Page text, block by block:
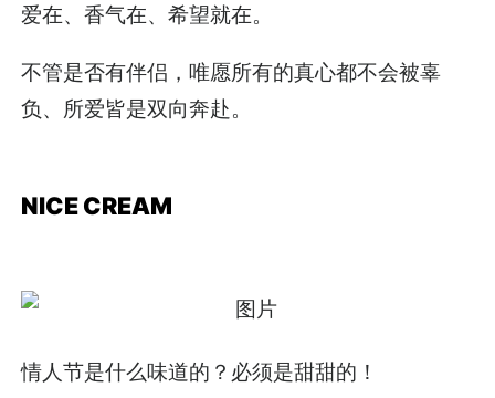
爱在、香气在、希望就在。
不管是否有伴侣，唯愿所有的真心都不会被辜
负、所爱皆是双向奔赴。
NICE CREAM
情人节是什么味道的？必须是甜甜的！